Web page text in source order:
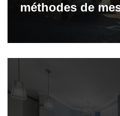
méthodes de